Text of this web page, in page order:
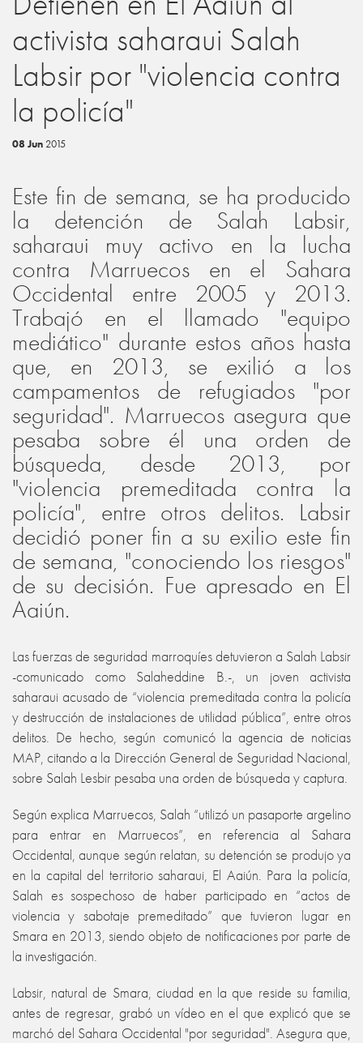
activista saharaui Salah
Labsir por "violencia contra
la policía"
08 Jun 2015
Este fin de semana, se ha producido
la detención de Salah Labsir,
saharaui muy activo en la lucha
contra Marruecos en el Sahara
Occidental entre 2005 y 2013.
Trabajó en el llamado "equipo
mediático" durante estos años hasta
que, en 2013, se exilió a los
campamentos de refugiados "por
seguridad". Marruecos asegura que
pesaba sobre él una orden de
búsqueda, desde 2013, por
"violencia premeditada contra la
policía", entre otros delitos. Labsir
decidió poner fin a su exilio este fin
de semana, "conociendo los riesgos"
de su decisión. Fue apresado en El
Aaiún.
Las fuerzas de seguridad marroquíes detuvieron a Salah Labsir
-comunicado como Salaheddine B.-, un joven activista
saharaui acusado de “violencia premeditada contra la policía
y destrucción de instalaciones de utilidad pública”, entre otros
delitos. De hecho, según comunicó la agencia de noticias
MAP, citando a la Dirección General de Seguridad Nacional,
sobre Salah Lesbir pesaba una orden de búsqueda y captura.
Según explica Marruecos, Salah “utilizó un pasaporte argelino
para entrar en Marruecos”, en referencia al Sahara
Occidental, aunque según relatan, su detención se produjo ya
en la capital del territorio saharaui, El Aaiún. Para la policía,
Salah es sospechoso de haber participado en “actos de
violencia y sabotaje premeditado” que tuvieron lugar en
Smara en 2013, siendo objeto de notificaciones por parte de
la investigación.
Labsir, natural de Smara, ciudad en la que reside su familia,
antes de regresar, grabó un vídeo en el que explicó que se
marchó del Sahara Occidental "por seguridad". Asegura que,